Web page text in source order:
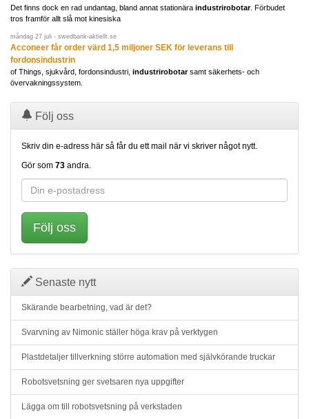
Det finns dock en rad undantag, bland annat stationära industrirobotar. Förbudet
tros framför allt slå mot kinesiska
måndag 27 juli - swedbank-aktiellt.se
Acconeer får order värd 1,5 miljoner SEK för leverans till
fordonsindustrin
of Things, sjukvård, fordonsindustri, industrirobotarsamt säkerhets- och
övervakningssystem.
Följ oss
Skriv din e-adress här så får du ett mail när vi skriver något nytt.
Gör som 73 andra.
Följ oss
Senaste nytt
Skärande bearbetning, vad är det?
Svarvning av Nimonic ställer höga krav på verktygen
Plastdetaljer tillverkning större automation med självkörande truckar
Robotsvetsning ger svetsaren nya uppgifter
Lägga om till robotsvetsning på verkstaden